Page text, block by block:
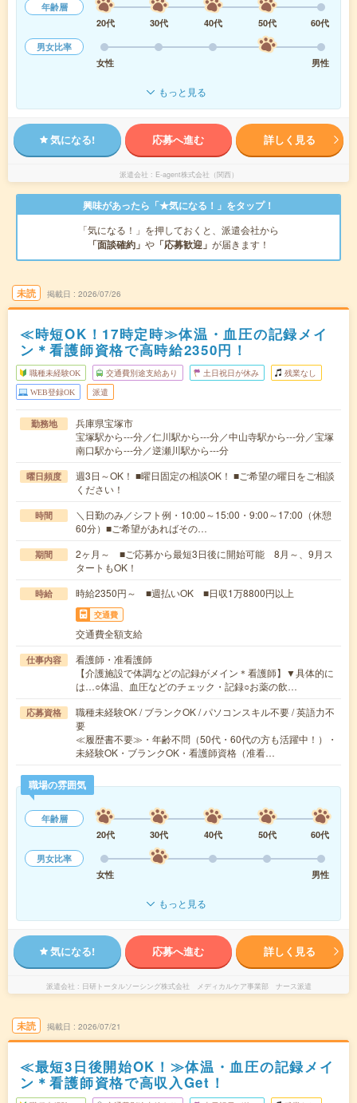
年齢層
20代
30代 40代 50代
60代
男女比率
女性
男性
もっと見る
気になる! 応募へ進む 詳しく見る
派遣会社 E-agent株式会社（関西）
興味があったら「★気になる！」をタップ！
「気になる！」を押しておくと、派遣会社から
「面談確約」 や 「応募歓迎」 が届きます！
未読 掲載日 2026/07/26
≪時短OK！17時定時≫体温・血圧の記録メイ
ン＊看護師資格で高時給2350円！
職種未経験OK 交通費別途支給あり 土日祝日が休み 残業なし
WEB登録OK 派遣
勤務地
兵庫県宝塚市
宝塚駅から---分／仁川駅から---分／中山寺駅から---分／宝塚
南口駅から---分／逆瀬川駅から---分
曜日頻度
週3日～OK！ ■曜日固定の相談OK！ ■ご希望の曜日をご相談
ください！
時間
＼日勤のみ／シフト例・10:00～15:00・9:00～17:00（休憩
60分）■ご希望があればその…
期間
2ヶ月～ ■ご応募から最短3日後に開始可能 8月～、9月ス
タートもOK！
時給 時給2350円～ ■週払いOK ■日収1万8800円以上
交通費
交通費全額支給
仕事内容
看護師・准看護師
【介護施設で体調などの記録がメイン＊看護師】▼具体的に
は…○体温、血圧などのチェック・記録○お薬の飲…
応募資格
職種未経験OK / ブランクOK / パソコンスキル不要 / 英語力不
要
≪履歴書不要≫・年齢不問（50代・60代の方も活躍中！）・
未経験OK・ブランクOK・看護師資格（准看…
職場の雰囲気
年齢層
20代
30代 40代 50代
60代
男女比率
女性
男性
もっと見る
気になる! 応募へ進む 詳しく見る
派遣会社 日研トータルソーシング株式会社 メディカルケア事業部 ナース派遣
未読 掲載日 2026/07/21
≪最短3日後開始OK！≫体温・血圧の記録メイ
ン＊看護師資格で高収入Get！